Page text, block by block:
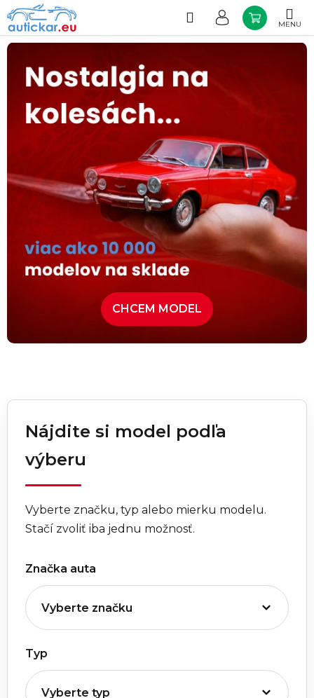
Prejsť
na
obsah
Hľadať
KOŠÍK
CHCEM MODEL
Nájdite si model podľa
výberu
Vyberte značku, typ alebo mierku modelu.
Stačí zvoliť iba jednu možnosť.
Značka auta
Typ